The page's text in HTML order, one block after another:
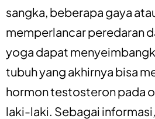
sangka, beberapa gaya
memperlancar peredaran
yoga dapat
tubuh yang akhirnya bisa
hormon testosteron pada
laki-laki. Sebagai